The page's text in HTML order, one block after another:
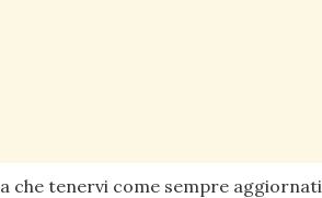
tenervi come sempre aggiornati